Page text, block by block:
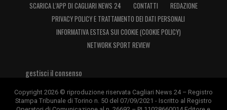
SCARICA L’APP DI CAGLIARI NEWS 24 CONTATTI
REDAZIONE
PRIVACY POLICY E TRATTAMENTO DEI DATI PERSONALI
INFORMATIVA ESTESA SUI COOKIE (COOKIE POLICY)
NETWORK SPORT REVIEW
gestisci il consenso
Copyright 2026 © riproduzione riservata Cagliari News 24 – Registro
Stampa Tribunale di Torino n. 50 del 07/09/2021 - Iscritto al Registro